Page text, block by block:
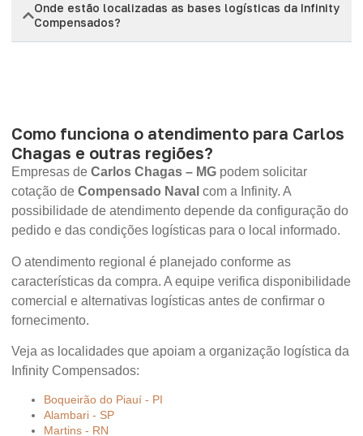
Onde estão localizadas as bases logísticas da Infinity
Compensados?
Como funciona o atendimento para Carlos
Chagas e outras regiões?
Empresas de Carlos Chagas – MG podem solicitar
cotação de Compensado Naval com a Infinity. A
possibilidade de atendimento depende da configuração do
pedido e das condições logísticas para o local informado.
O atendimento regional é planejado conforme as
características da compra. A equipe verifica disponibilidade
comercial e alternativas logísticas antes de confirmar o
fornecimento.
Veja as localidades que apoiam a organização logística da
Infinity Compensados:
Boqueirão do Piauí - PI
Alambari - SP
Martins - RN